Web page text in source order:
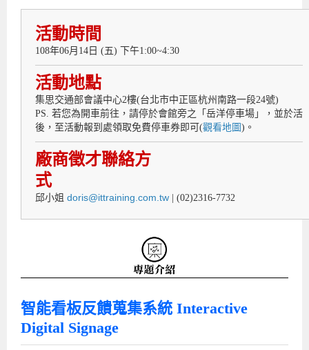
活動時間
108年06月14日 (五) 下午1:00~4:30
活動地點
集思交通部會議中心2樓(台北市中正區杭州南路一段24號)
PS. 若您為開車前往，請停於會館旁之「岳洋停車場」，並於活
後，至活動報到處領取免費停車券即可(觀看地圖)。
廠商徵才聯絡方
式
邱小姐 doris@ittraining.com.tw | (02)2316-7732
智能看板反饋蒐集系統 Interactive
Digital Signage